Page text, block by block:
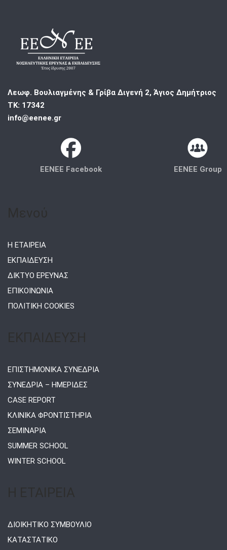
Λεωφ. Βουλιαγμένης & Γρίβα Διγενή 2, Άγιος Δημήτριος
ΤΚ: 17342
info@eenee.gr
EENEE Facebook EENEE Group
Η ΕΤΑΙΡΕΙΑ
ΕΚΠΑΙΔΕΥΣΗ
ΔΙΚΤΥΟ ΕΡΕΥΝΑΣ
ΕΠΙΚΟΙΝΩΝΙΑ
ΠΟΛΙΤΙΚΗ COOKIES
ΕΠΙΣΤΗΜΟΝΙΚΑ ΣΥΝΕΔΡΙΑ
ΣΥΝΕΔΡΙΑ – ΗΜΕΡΙΔΕΣ
CASE REPORT
ΚΛΙΝΙΚΑ ΦΡΟΝΤΙΣΤΗΡΙΑ
ΣΕΜΙΝΑΡΙΑ
SUMMER SCHOOL
WINTER SCHOOL
ΔΙΟΙΚΗΤΙΚΟ ΣΥΜΒΟΥΛΙΟ
ΚΑΤΑΣΤΑΤΙΚΟ